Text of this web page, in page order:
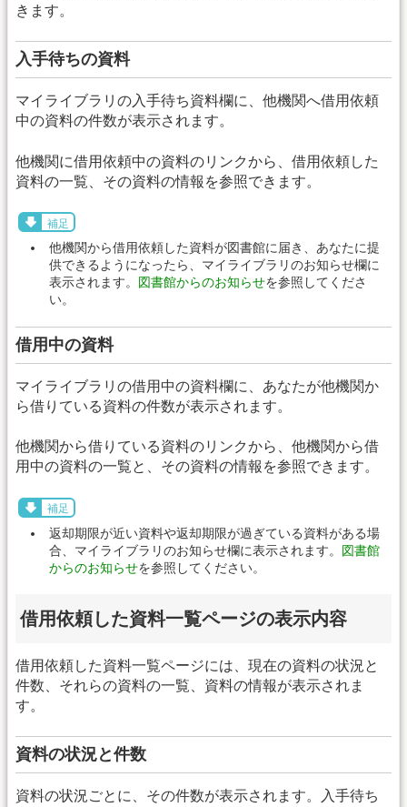
きます。
入手待ちの資料
マイライブラリの入手待ち資料欄に、他機関へ借用依頼
中の資料の件数が表示されます。
他機関に借用依頼中の資料のリンクから、借用依頼した
資料の一覧、その資料の情報を参照できます。
補足
他機関から借用依頼した資料が図書館に届き、あなたに提
供できるようになったら、マイライブラリのお知らせ欄に
表示されます。 図書館からのお知らせを参照してくださ
い。
借用中の資料
マイライブラリの借用中の資料欄に、あなたが他機関か
ら借りている資料の件数が表示されます。
他機関から借りている資料のリンクから、他機関から借
用中の資料の一覧と、その資料の情報を参照できます。
補足
返却期限が近い資料や返却期限が過ぎている資料がある場
合、マイライブラリのお知らせ欄に表示されます。 図書館
からのお知らせを参照してください。
借用依頼した資料一覧ページの表示内容
借用依頼した資料一覧ページには、現在の資料の状況と
件数、それらの資料の一覧、資料の情報が表示されま
す。
資料の状況と件数
資料の状況ごとに、その件数が表示されます。入手待ち